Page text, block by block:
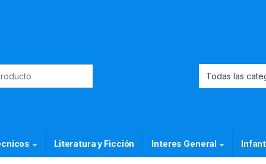
Literatura y Ficción Interes General